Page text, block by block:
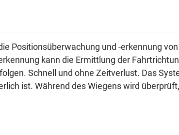
Positionsüberwachung und -erkennung
kann die Ermittlung der
Schnell und ohne Zeitverlust. Das
ist. Während des Wiegens wird